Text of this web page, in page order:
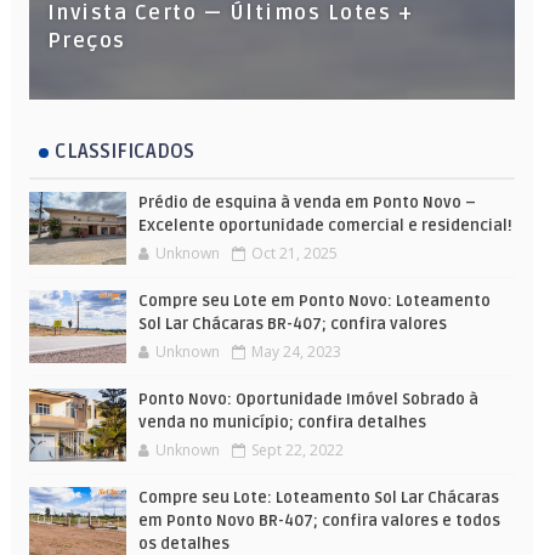
Invista Certo — Últimos Lotes +
Preços
CLASSIFICADOS
Prédio de esquina à venda em Ponto Novo –
Excelente oportunidade comercial e residencial!
Unknown Oct 21, 2025
Compre seu Lote em Ponto Novo: Loteamento
Sol Lar Chácaras BR-407; confira valores
Unknown May 24, 2023
Ponto Novo: Oportunidade Imóvel Sobrado à
venda no município; confira detalhes
Unknown Sept 22, 2022
Compre seu Lote: Loteamento Sol Lar Chácaras
em Ponto Novo BR-407; confira valores e todos
os detalhes